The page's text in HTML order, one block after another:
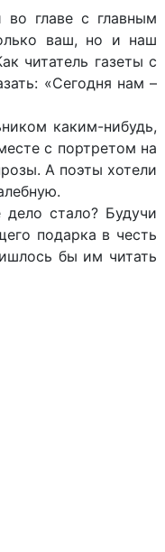
во главе с главным
ваш, но и наш
читатель газеты с
«Сегодня нам –
каким-нибудь,
с портретом на
А поэты хотели
стало? Будучи
подарка в честь
бы им читать